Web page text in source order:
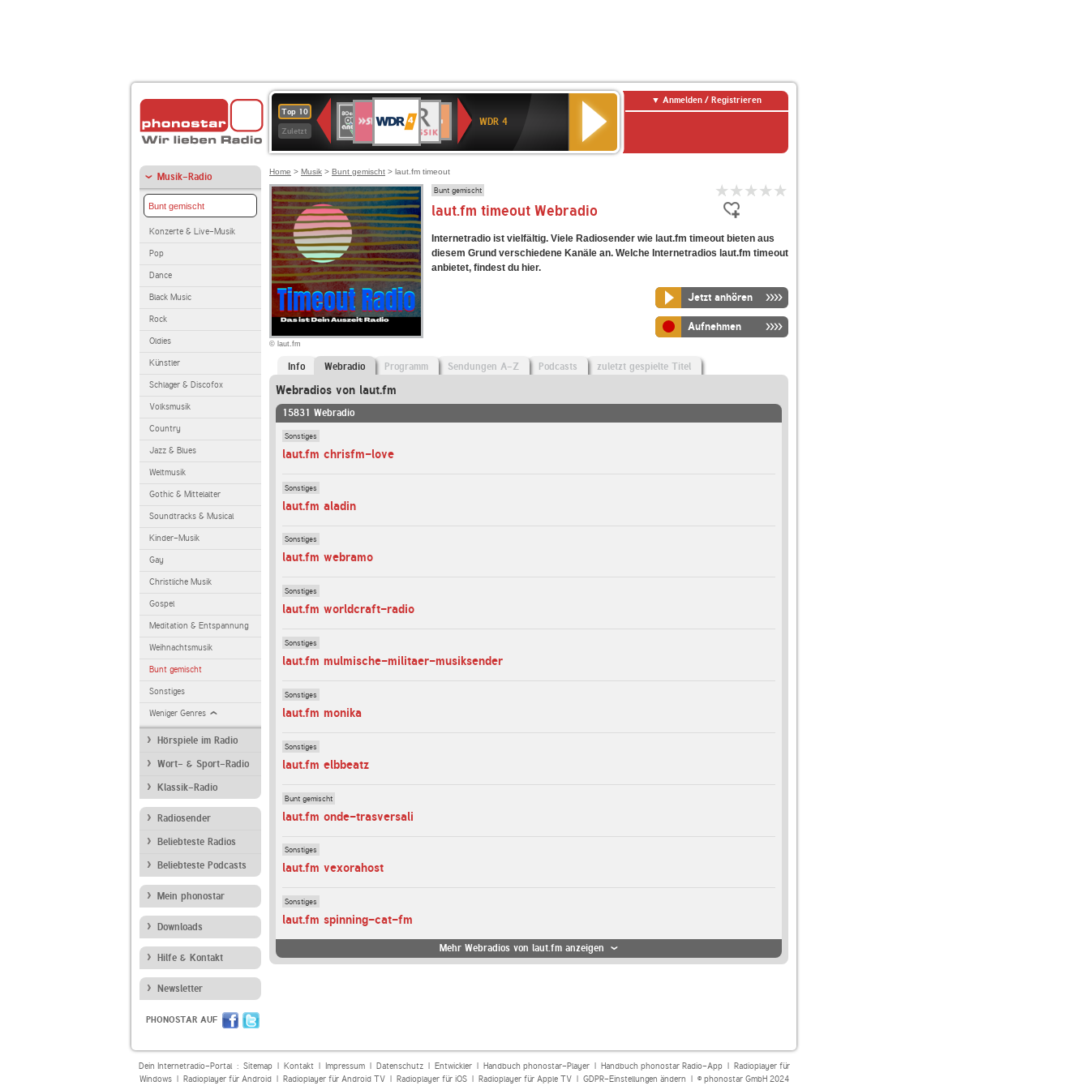
Top 10
Zuletzt
Deutschlandfunk
80er
90er
OLDIE
ANTENNE
4
KLASSIK
Deutschlandfunk
Kultur
Kultur
2
WDR 4
Anmelden / Registrieren
Musik-Radio
Bunt gemischt
Konzerte & Live-Musik
Pop
Dance
Black Music
Rock
Oldies
Künstler
Schlager & Discofox
Volksmusik
Country
Jazz & Blues
Weltmusik
Gothic & Mittelalter
Soundtracks & Musical
Kinder-Musik
Gay
Christliche Musik
Gospel
Meditation & Entspannung
Weihnachtsmusik
Bunt gemischt
Sonstiges
Weniger Genres
Hörspiele im Radio
Wort- & Sport-Radio
Klassik-Radio
Radiosender
Beliebteste Radios
Beliebteste Podcasts
Mein phonostar
Downloads
Hilfe & Kontakt
Newsletter
PHONOSTAR AUF
Home > Musik > Bunt gemischt > laut.fm timeout
© laut.fm
Bunt gemischt
laut.fm timeout Webradio
Internetradio ist vielfältig. Viele Radiosender wie laut.fm timeout bieten aus
diesem Grund verschiedene Kanäle an. Welche Internetradios laut.fm timeout
anbietet, findest du hier.
Jetzt anhören
Aufnehmen
Info Webradio Programm Sendungen A-Z Podcasts zuletzt gespielte Titel
Webradios von laut.fm
15831 Webradio
Sonstiges
laut.fm chrisfm-love
Sonstiges
laut.fm aladin
Sonstiges
laut.fm webramo
Sonstiges
laut.fm worldcraft-radio
Sonstiges
laut.fm mulmische-militaer-musiksender
Sonstiges
laut.fm monika
Sonstiges
laut.fm elbbeatz
Bunt gemischt
laut.fm onde-trasversali
Sonstiges
laut.fm vexorahost
Sonstiges
laut.fm spinning-cat-fm
Mehr Webradios von laut.fm anzeigen
Dein Internetradio-Portal : Sitemap| Kontakt| Impressum| Datenschutz| Entwickler| Handbuch phonostar-Player| Handbuch phonostar Radio-App| Radioplayer für
Windows| Radioplayer für Android| Radioplayer für Android TV| Radioplayer für iOS| Radioplayer für Apple TV| GDPR-Einstellungen ändern | © phonostar GmbH 2024